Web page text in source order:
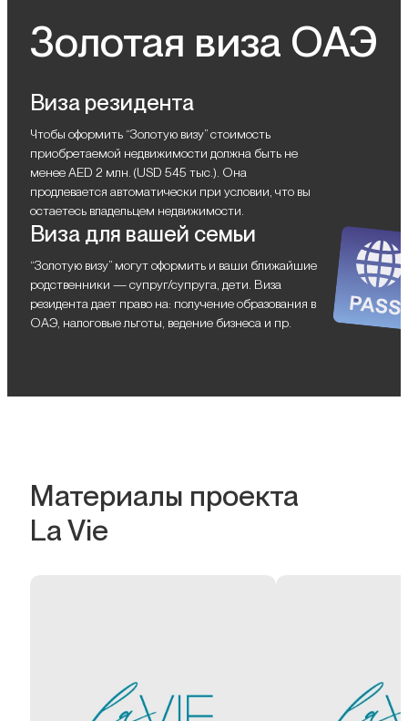
Золотая виза ОАЭ
Виза резидента
Чтобы оформить “Золотую визу” стоимость
приобретаемой недвижимости должна быть не
менее AED 2 млн. (USD 545 тыс.). Она
продлевается автоматически при условии, что вы
остаетесь владельцем недвижимости.
Виза для вашей семьи
“Золотую визу” могут оформить и ваши ближайшие
родственники — супруг/супруга, дети. Виза
резидента дает право на: получение образования в
ОАЭ, налоговые льготы, ведение бизнеса и пр.
Материалы проекта
La Vie